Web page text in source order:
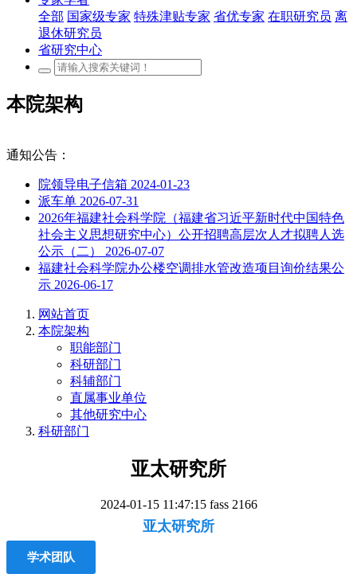
全部 国家级专家 特殊津贴专家 省优专家 在职研究员 离
退休研究员
省研究中心
本院架构
通知公告：
院领导电子信箱 2024-01-23
派车单 2026-07-31
2026年福建社会科学院（福建省习近平新时代中国特色
社会主义思想研究中心）公开招聘高层次人才拟聘人选
公示（二） 2026-07-07
福建社会科学院办公楼空调排水管改造项目询价结果公
示 2026-06-17
网站首页
本院架构
职能部门
科研部门
科辅部门
直属事业单位
其他研究中心
科研部门
亚太研究所
2024-01-15 11:47:15 fass 2166
亚太研究所
学术团队